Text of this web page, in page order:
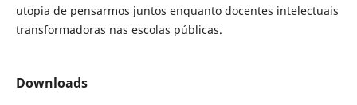
utopia de pensarmos juntos enquanto docentes intelectuais
transformadoras nas escolas públicas.
Downloads